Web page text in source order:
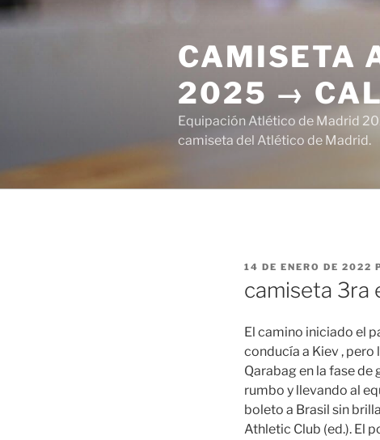
Saltar
al
CAMISETA
2025 →
Equipación Atlético de Madrid
camiseta del Atlético de Madrid.
PUBLICADO
14 DE ENERO DE 2022
camiseta 3ra
El camino iniciado el
conducía a Kiev ,
Qarabag en la fase de
rumbo y llevando al
boleto a Brasil sin
Athletic Club (ed.). El